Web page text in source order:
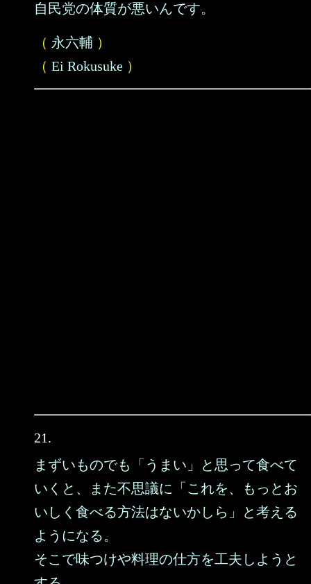
自民党の体質が悪いんです。
（ 永六輔 ）
（ Ei Rokusuke ）
21.
まずいものでも「うまい」と思って食べて
いくと、また不思議に「これを、もっとお
いしく食べる方法はないかしら」と考える
ようになる。
そこで味つけや料理の仕方を工夫しようと